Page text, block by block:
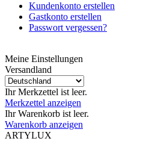
Kundenkonto erstellen
Gastkonto erstellen
Passwort vergessen?
Meine Einstellungen
Versandland
Ihr Merkzettel ist leer.
Merkzettel anzeigen
Ihr Warenkorb ist leer.
Warenkorb anzeigen
ARTYLUX